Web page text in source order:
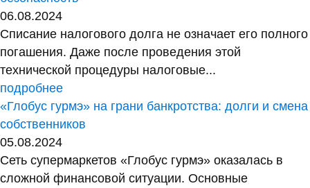
06.08.2024
Списание налогового долга не означает его полного
погашения. Даже после проведения этой
технической процедуры налоговые...
подробнее
«Глобус гурмэ» на грани банкротства: долги и смена
собственников
05.08.2024
Сеть супермаркетов «Глобус гурмэ» оказалась в
сложной финансовой ситуации. Основные